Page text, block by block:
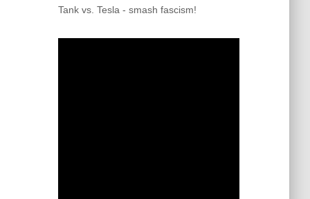
Tank vs. Tesla - smash fascism!